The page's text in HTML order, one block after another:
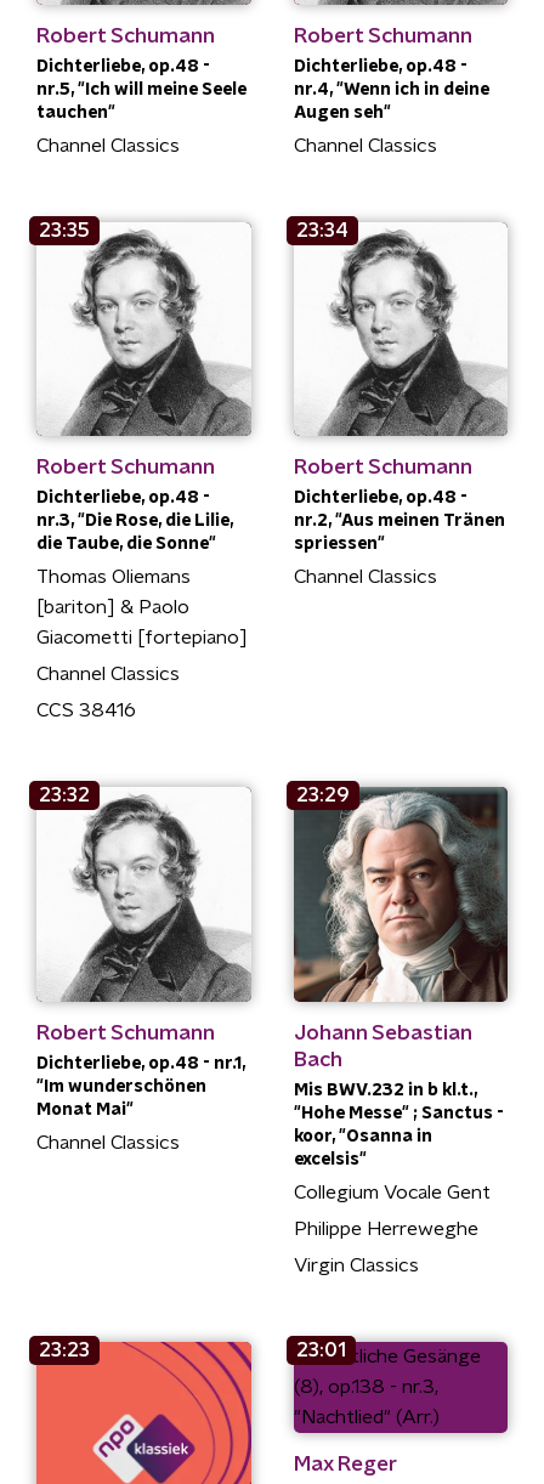
Robert Schumann
Dichterliebe, op.48 -
nr.5, "Ich will meine Seele
tauchen"
Channel Classics
Robert Schumann
Dichterliebe, op.48 -
nr.4, "Wenn ich in deine
Augen seh"
Channel Classics
23:35
Robert Schumann
Dichterliebe, op.48 -
nr.3, "Die Rose, die Lilie,
die Taube, die Sonne"
Thomas Oliemans
[bariton] & Paolo
Giacometti [fortepiano]
Channel Classics
CCS 38416
23:34
Robert Schumann
Dichterliebe, op.48 -
nr.2, "Aus meinen Tränen
spriessen"
Channel Classics
23:32
Robert Schumann
Dichterliebe, op.48 - nr.1,
"Im wunderschönen
Monat Mai"
Channel Classics
23:29
Johann Sebastian
Bach
Mis BWV.232 in b kl.t.,
"Hohe Messe" ; Sanctus -
koor, "Osanna in
excelsis"
Collegium Vocale Gent
Philippe Herreweghe
Virgin Classics
23:23 23:01
Max Reger